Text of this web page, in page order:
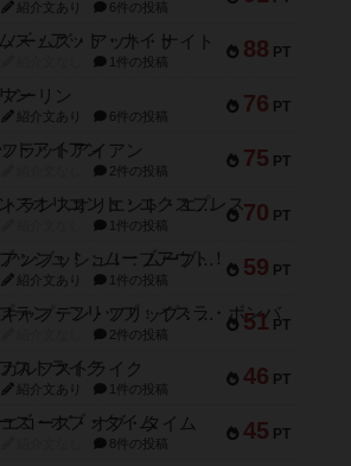
紹介文あり 6件の投稿
88 PT
ノームズ・アット・ナイト
1件の投稿
76 PT
マーリン
紹介文あり 6件の投稿
75 PT
フラットアイアン
2件の投稿
70 PT
トランスオリエント・エクスプレス
1件の投稿
59 PT
アンブッシュ！：ムーブアウト！
紹介文あり 1件の投稿
51 PT
キャプテン・フリップ：イスラ・ボンバ
2件の投稿
46 PT
ガルフストライク
紹介文あり 1件の投稿
45 PT
エコーズ・オブ・タイム
8件の投稿